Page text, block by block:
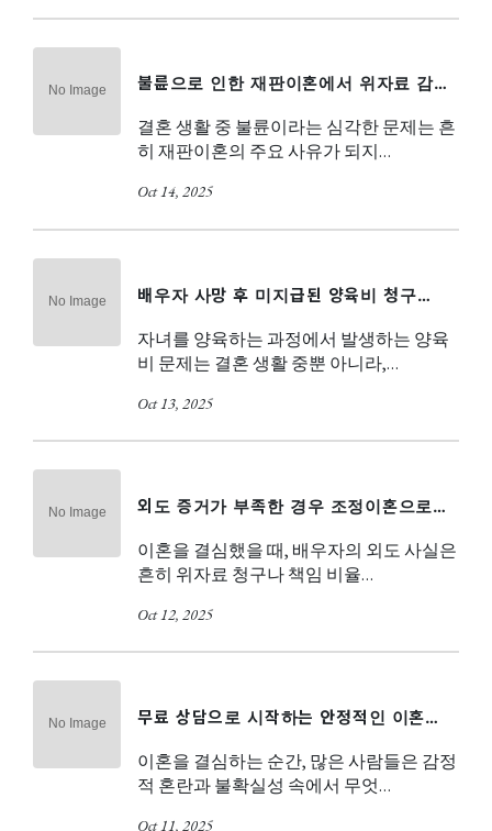
불륜으로 인한 재판이혼에서 위자료 감…
결혼 생활 중 불륜이라는 심각한 문제는 흔
히 재판이혼의 주요 사유가 되지…
Oct 14, 2025
배우자 사망 후 미지급된 양육비 청구…
자녀를 양육하는 과정에서 발생하는 양육
비 문제는 결혼 생활 중뿐 아니라,…
Oct 13, 2025
외도 증거가 부족한 경우 조정이혼으로…
이혼을 결심했을 때, 배우자의 외도 사실은
흔히 위자료 청구나 책임 비율…
Oct 12, 2025
무료 상담으로 시작하는 안정적인 이혼…
이혼을 결심하는 순간, 많은 사람들은 감정
적 혼란과 불확실성 속에서 무엇…
Oct 11, 2025